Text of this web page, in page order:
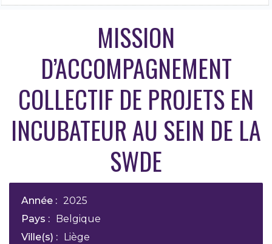
MISSION
D’ACCOMPAGNEMENT
COLLECTIF DE PROJETS EN
INCUBATEUR AU SEIN DE LA
SWDE
Année : 2025
Pays :
Belgique
Ville(s) :
Liège